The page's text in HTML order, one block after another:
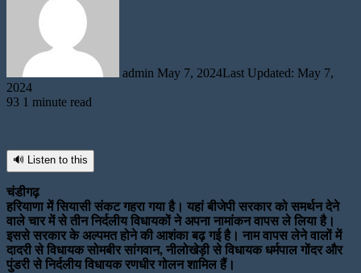
admin May 7, 2024Last Updated: May 7,
2024
93 1 minute read
🔊 Listen to this
चंडीगढ़
हरियाणा में सियासी संकट गहरा गया है। यहां बीजेपी सरकार को समर्थन देने
वाले चार में से तीन निर्दलीय विधायकों ने अपना नामांकन वापस ले लिया है।
इससे सरकार के अल्पमत होने की आशंका बढ़ गई है। नाम वापस लेने वालों में
दादरी से विधायक सोमबीर सांगवान, नीलोखेड़ी से विधायक धर्मपाल गोंदर और
पुंडरी से निर्दलीय विधायक रणधीर गोलन शामिल हैं।